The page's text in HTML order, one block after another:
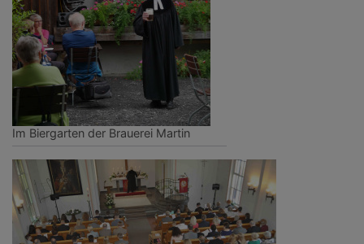
Im Biergarten der Brauerei Martin